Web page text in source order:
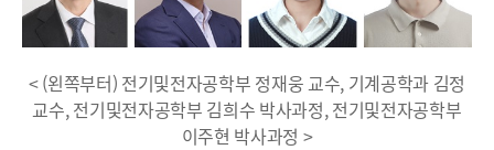
< (왼쪽부터) 전기및전자공학부 정재웅 교수, 기계공학과 김정
교수, 전기및전자공학부 김희수 박사과정, 전기및전자공학부
이주현 박사과정 >